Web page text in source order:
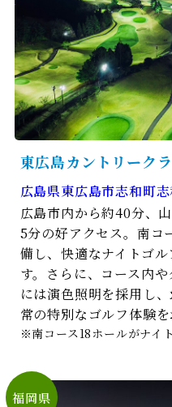
東広島カントリーク
広島県東広島市志和町
広島市内から約40分、
5分の好アクセス。南コ
備し、快適なナイトゴ
す。さらに、コース内
には演色照明を採用し
常の特別なゴルフ体験を
※南コース18ホールがナイ
福岡県